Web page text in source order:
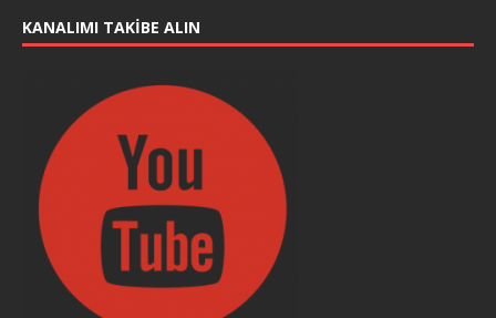
KANALIMI TAKIBE ALIN